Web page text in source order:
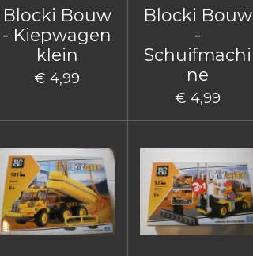
Blocki Bouw
- Kiepwagen
klein
€ 4,99
Blocki Bouw
-
Schuifmachi
ne
€ 4,99